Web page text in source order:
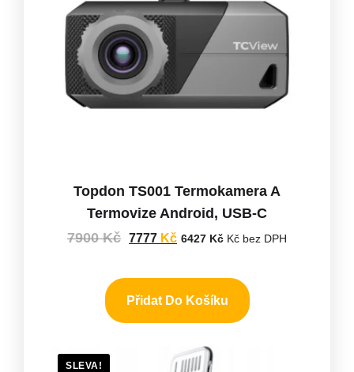
Topdon TS001 Termokamera A
Termovize Android, USB-C
7900Kč 7777 Kč 6427 Kč Kč bez DPH
Přidat Do Košíku
SLEVA!